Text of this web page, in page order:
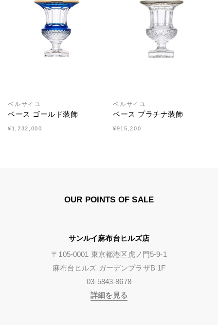
ベルサイユ
ベース ゴールド装飾
¥1,232,000
ベルサイユ
ベース プラチナ装飾
¥915,200
OUR POINTS OF SALE
サンルイ麻布台ヒルズ店
〒105-0001 東京都港区虎ノ門5-9-1
麻布台ヒルズ ガーデンプラザB 1F
03-5843-8678
詳細を見る